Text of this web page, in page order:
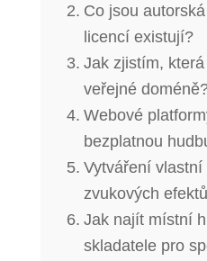
Co jsou
licencí existují?
Jak zjistím,
veřejné
Webové
bezplatnou
Vytváření vlastní
zvukových efektů
Jak najít místní
skladatele pro